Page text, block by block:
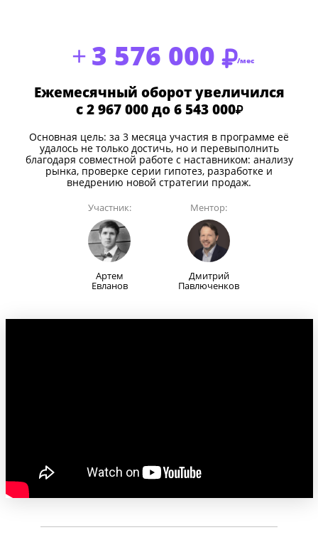
3 576 000 Ж/мес
Ежемесячный оборот увеличился
с 2 967 000 до 6 543 000Ж
Основная цель: за 3 месяца участия в программе её
удалось не только достичь, но и перевыполнить
благодаря совместной работе с наставником: анализу
рынка, проверке серии гипотез, разработке и
внедрению новой стратегии продаж.
Участник:
Артем
Евланов
Ментор:
Дмитрий
Павлюченков